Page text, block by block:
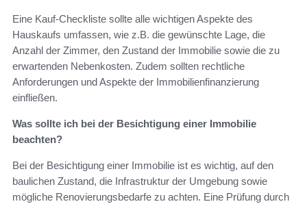
Eine Kauf-Checkliste sollte alle wichtigen Aspekte des
Hauskaufs umfassen, wie z.B. die gewünschte Lage, die
Anzahl der Zimmer, den Zustand der Immobilie sowie die zu
erwartenden Nebenkosten. Zudem sollten rechtliche
Anforderungen und Aspekte der Immobilienfinanzierung
einfließen.
Was sollte ich bei der Besichtigung einer Immobilie
beachten?
Bei der Besichtigung einer Immobilie ist es wichtig, auf den
baulichen Zustand, die Infrastruktur der Umgebung sowie
mögliche Renovierungsbedarfe zu achten. Eine Prüfung durch